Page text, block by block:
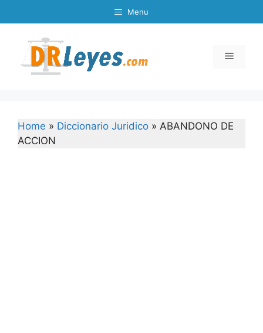
to
Menu
Menu
Home » Diccionario Juridico » ABANDONO DE
ACCION